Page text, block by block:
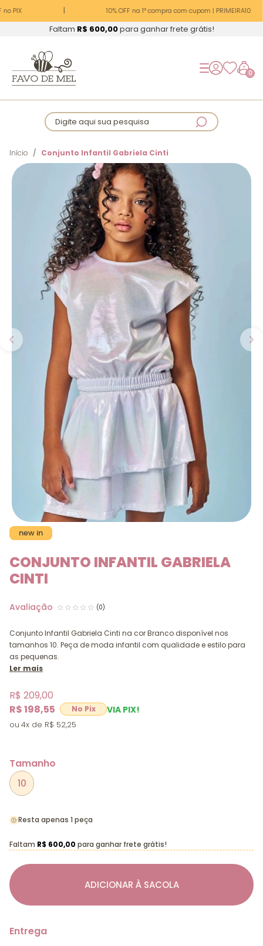
PIX 10% OFF na 1ª compra com cupom | PRIMEIRA10
Faltam R$ 600,00para ganhar frete grátis!
0
Digite aqui sua pesquisa
Início Conjunto Infantil Gabriela Cinti
new in
CONJUNTO INFANTIL GABRIELA
CINTI
(0)
Conjunto Infantil Gabriela Cinti na cor Branco disponível nos
tamanhos 10. Peça de moda infantil com qualidade e estilo para
as pequenas.
Ler mais
R$ 198,55 VIA PIX!
R$ 209,00
4x R$ 52,25
Tamanho
10
ADICIONAR À SACOLA
Resta apenas 1 peça
Faltam R$ 600,00 para ganhar frete grátis!